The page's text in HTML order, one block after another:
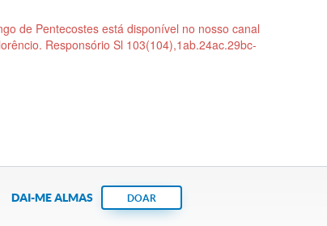
de Pentecostes está disponível no nosso canal
Responsório Sl 103(104),1ab.24ac.29bc-
DAI-ME ALMAS DOAR